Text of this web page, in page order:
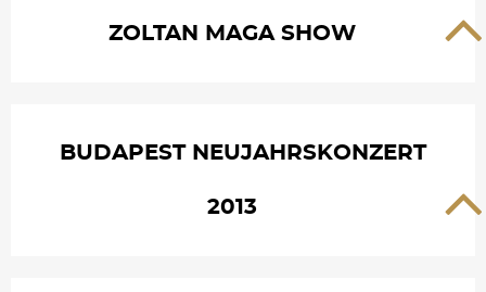
ZOLTAN MAGA SHOW
BUDAPEST NEUJAHRSKONZERT
2013